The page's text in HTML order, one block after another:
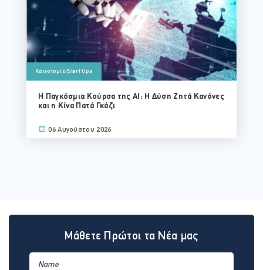
Καινοτομία/Start Ups
Η Παγκόσμια Κούρσα της AI: Η Δύση Ζητά Κανόνες
και η Κίνα Πατά Γκάζι
06 Αυγούστου 2026
Μάθετε Πρώτοι τα Νέα μας